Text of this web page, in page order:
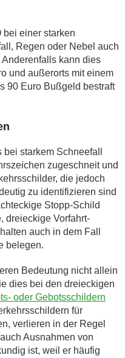
bei einer starken
Regen oder Nebel auch
kann dies
und außerorts mit einem
90 Euro Bußgeld bestraft
starkem Schneefall
zugeschneit und
die jedoch
zu identifizieren sind
Stopp-Schild
dreieckige Vorfahrt-
auch in dem Fall
belegen.
Bedeutung nicht allein
dies bei den dreieckigen
oder Gebotsschildern
für
verlieren in der Regel
Ausnahmen von
ist, weil er häufig